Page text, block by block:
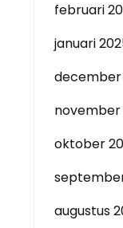
februari
januari
december
november
oktober
augustus